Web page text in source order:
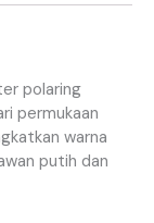
polaring
permukaan
warna
putih dan